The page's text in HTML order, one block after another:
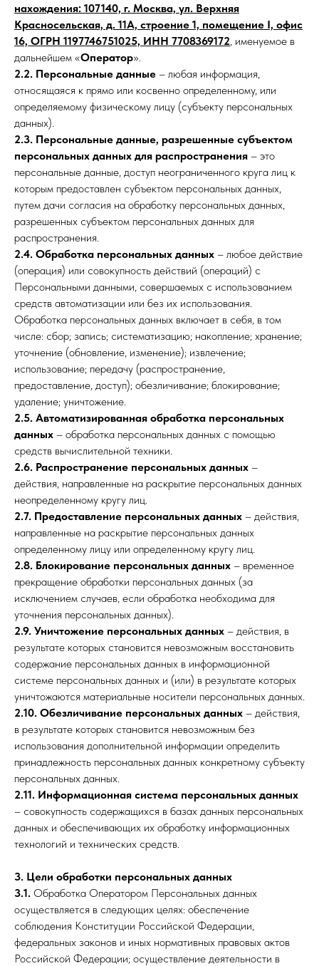
нахождения: 107140, г. Москва, ул. Верхняя
Красносельская, д. 11А, строение 1, помещение I, офис
16, ОГРН 1197746751025, ИНН 7708369172, именуемое в
дальнейшем «Оператор».
2.2. Персональные данные – любая информация,
относящаяся к прямо или косвенно определенному, или
определяемому физическому лицу (субъекту персональных
данных).
2.3. Персональные данные, разрешенные субъектом
персональных данных для распространения – это
персональные данные, доступ неограниченного круга лиц к
которым предоставлен субъектом персональных данных,
путем дачи согласия на обработку персональных данных,
разрешенных субъектом персональных данных для
распространения.
2.4. Обработка персональных данных – любое действие
(операция) или совокупность действий (операций) с
Персональными данными, совершаемых с использованием
средств автоматизации или без их использования.
Обработка персональных данных включает в себя, в том
числе: сбор; запись; систематизацию; накопление; хранение;
уточнение (обновление, изменение); извлечение;
использование; передачу (распространение,
предоставление, доступ); обезличивание; блокирование;
удаление; уничтожение.
2.5. Автоматизированная обработка персональных
данных – обработка персональных данных с помощью
средств вычислительной техники.
2.6. Распространение персональных данных –
действия, направленные на раскрытие персональных данных
неопределенному кругу лиц.
2.7. Предоставление персональных данных – действия,
направленные на раскрытие персональных данных
определенному лицу или определенному кругу лиц.
2.8. Блокирование персональных данных – временное
прекращение обработки персональных данных (за
исключением случаев, если обработка необходима для
уточнения персональных данных).
2.9. Уничтожение персональных данных – действия, в
результате которых становится невозможным восстановить
содержание персональных данных в информационной
системе персональных данных и (или) в результате которых
уничтожаются материальные носители персональных данных.
2.10. Обезличивание персональных данных – действия,
в результате которых становится невозможным без
использования дополнительной информации определить
принадлежность персональных данных конкретному субъекту
персональных данных.
2.11. Информационная система персональных данных
– совокупность содержащихся в базах данных персональных
данных и обеспечивающих их обработку информационных
технологий и технических средств.
3. Цели обработки персональных данных
3.1. Обработка Оператором Персональных данных
осуществляется в следующих целях: обеспечение
соблюдения Конституции Российской Федерации,
федеральных законов и иных нормативных правовых актов
Российской Федерации; осуществление деятельности в